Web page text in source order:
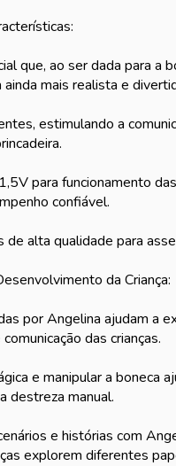
que, ao ser dada para a
mais realista e
estimulando a
para funcionamento
confiável.
alta qualidade para
da Criança:
por Angelina ajudam a
das crianças.
e manipular a boneca
destreza manual.
e histórias com
explorem diferentes